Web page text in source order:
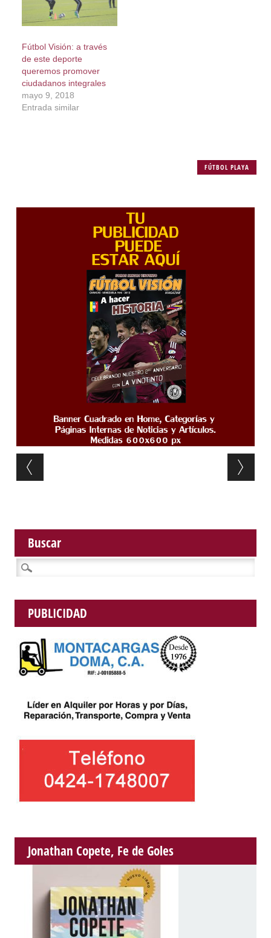
Fútbol Visión: a través
de este deporte
queremos promover
ciudadanos integrales
mayo 9, 2018
Entrada similar
FÚTBOL PLAYA
Post navigation
Buscar
Buscar:
PUBLICIDAD
Jonathan Copete, Fe de Goles